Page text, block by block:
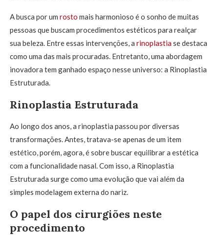
A busca por um rosto mais harmonioso é o sonho de muitas
pessoas que buscam procedimentos estéticos para realçar
sua beleza. Entre essas intervenções, a rinoplastiase destaca
como uma das mais procuradas. Entretanto, uma abordagem
inovadora tem ganhado espaço nesse universo: a Rinoplastia
Estruturada.
Rinoplastia Estruturada
Ao longo dos anos, a rinoplastia passou por diversas
transformações. Antes, tratava-se apenas de um item
estético, porém, agora, é sobre buscar equilibrar a estética
com a funcionalidade nasal. Com isso, a Rinoplastia
Estruturada surge como uma evolução que vai além da
simples modelagem externa do nariz.
O papel dos cirurgiões neste
procedimento